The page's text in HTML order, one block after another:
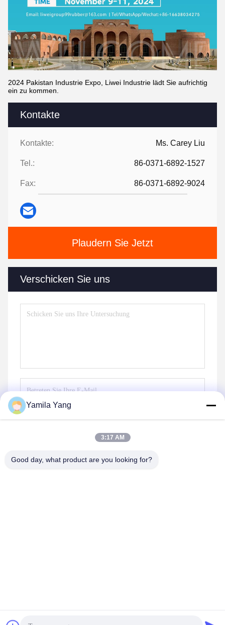
Kontakte
Kontakte: Ms. Carey Liu
Tel.: 86-0371-6892-1527
Fax: 86-0371-6892-9024
Plaudern Sie Jetzt
Verschicken Sie uns
Senden Sie
2024 Pakistan Industrie Expo, Liwei Industrie lädt Sie aufrichtig
ein zu kommen.
Lieferant. Copyright-© 2024-2026 Henan Liwei Industry Co.,
Yamila Yang
3:17 AM
Good day, what product are you looking for?